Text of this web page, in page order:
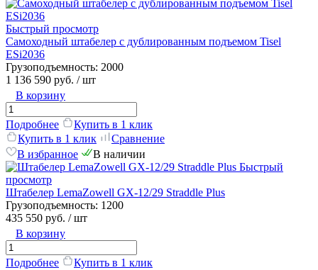
Быстрый просмотр
Самоходный штабелер c дублированным подъемом Tisel
ESi2036
Грузоподъемность: 2000
1 136 590 руб. / шт
В корзину
Подробнее
Купить в 1 клик
Купить в 1 клик
Сравнение
В избранное
В наличии
Быстрый
просмотр
Штабелер LemaZowell GX-12/29 Straddle Plus
Грузоподъемность: 1200
435 550 руб. / шт
В корзину
Подробнее
Купить в 1 клик